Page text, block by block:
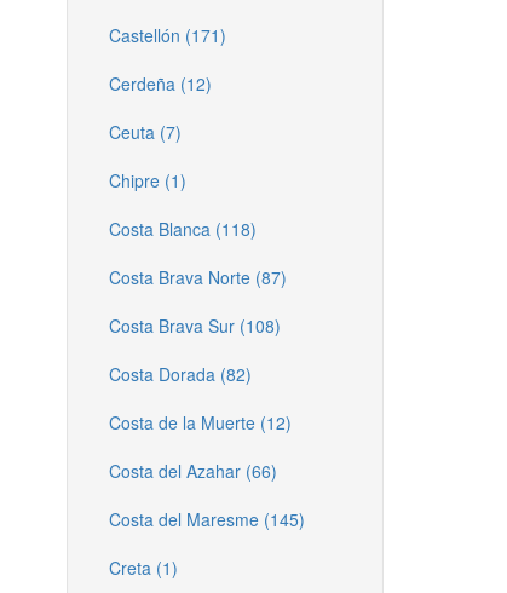
Castellón (171)
Cerdeña (12)
Ceuta (7)
Chipre (1)
Costa Blanca (118)
Costa Brava Norte (87)
Costa Brava Sur (108)
Costa Dorada (82)
Costa de la Muerte (12)
Costa del Azahar (66)
Costa del Maresme (145)
Creta (1)